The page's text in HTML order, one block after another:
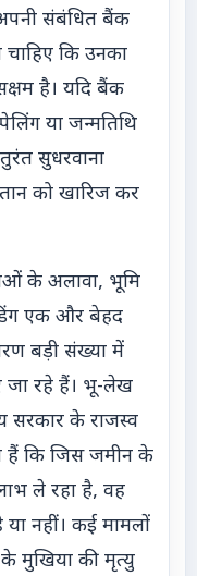
संबंधित बैंक
कि उनका
है। यदि बैंक
या जन्मतिथि
सुधरवाना
को खारिज कर
के अलावा, भूमि
एक और बेहद
बड़ी संख्या में
जा रहे हैं। भू-लेख
सरकार के राजस्व
हैं कि जिस जमीन के
ले रहा है, वह
नहीं। कई मामलों
के मुखिया की मृत्यु